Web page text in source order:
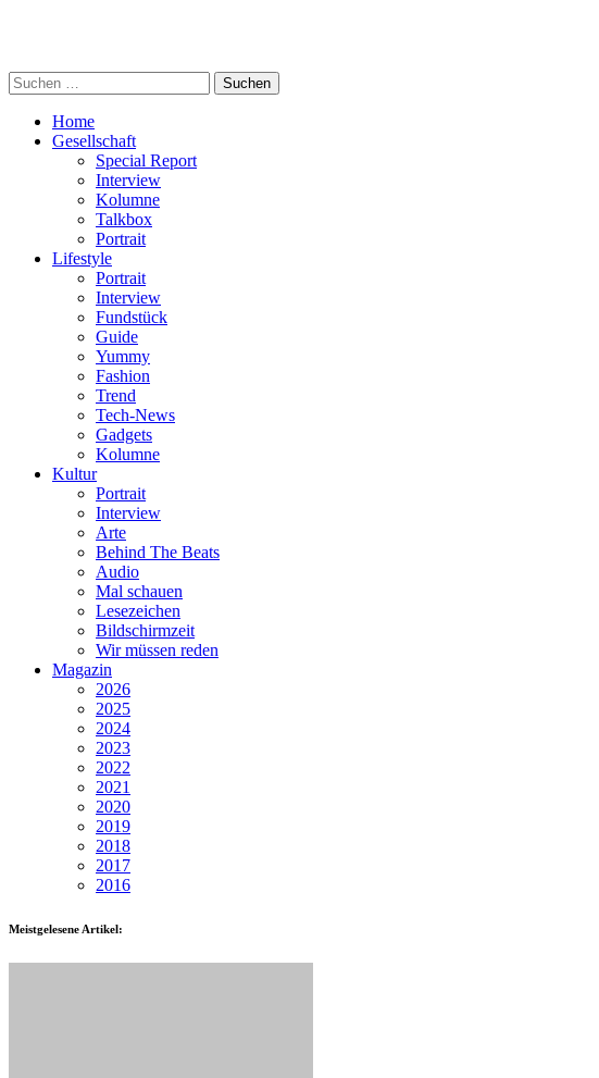
Suchen
nach:
Home
Gesellschaft
Special Report
Interview
Kolumne
Talkbox
Portrait
Lifestyle
Portrait
Interview
Fundstück
Guide
Yummy
Fashion
Trend
Tech-News
Gadgets
Kolumne
Kultur
Portrait
Interview
Arte
Behind The Beats
Audio
Mal schauen
Lesezeichen
Bildschirmzeit
Wir müssen reden
Magazin
2026
2025
2024
2023
2022
2021
2020
2019
2018
2017
2016
Meistgelesene Artikel: